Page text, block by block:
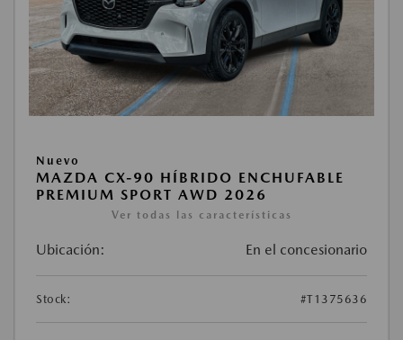
Nuevo
MAZDA CX-90 HÍBRIDO ENCHUFABLE
PREMIUM SPORT AWD 2026
Ver todas las características
Ubicación: En el concesionario
Stock: #T1375636